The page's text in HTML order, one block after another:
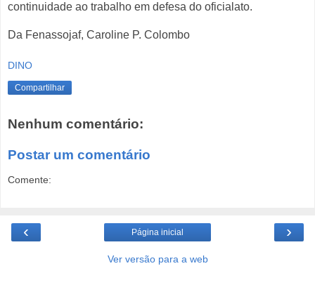
continuidade ao trabalho em defesa do oficialato.
Da Fenassojaf, Caroline P. Colombo
DINO
Compartilhar
Nenhum comentário:
Postar um comentário
Comente:
‹ ›
Página inicial
Ver versão para a web